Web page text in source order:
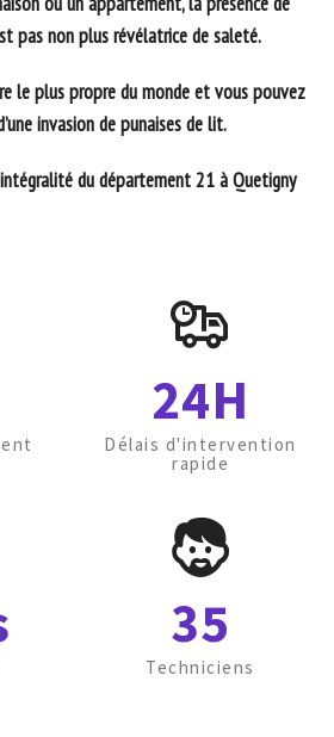
pas non plus révélatrice de saleté.
le plus propre du monde et vous pouvez
invasion de punaises de lit.
du département 21 à Quetigny
24H
Délais d'intervention
rapide
35
Techniciens